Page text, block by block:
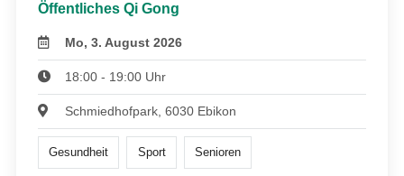
Öffentliches Qi Gong
Mo, 3. August 2026
18:00 - 19:00 Uhr
Schmiedhofpark, 6030 Ebikon
Gesundheit Sport Senioren